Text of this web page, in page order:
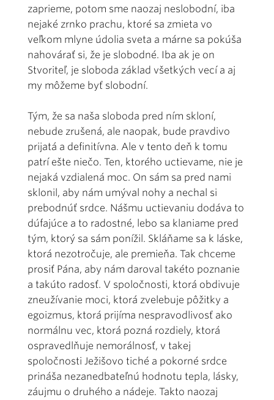
zaprieme, potom sme naozaj neslobodní, iba
nejaké zrnko prachu, ktoré sa zmieta vo
veľkom mlyne údolia sveta a márne sa pokúša
nahovárať si, že je slobodné. Iba ak je on
Stvoriteľ, je sloboda základ všetkých vecí a aj
my môžeme byť slobodní.
Tým, že sa naša sloboda pred ním skloní,
nebude zrušená, ale naopak, bude pravdivo
prijatá a definitívna. Ale v tento deň k tomu
patrí ešte niečo. Ten, ktorého uctievame, nie je
nejaká vzdialená moc. On sám sa pred nami
sklonil, aby nám umýval nohy a nechal si
prebodnúť srdce. Nášmu uctievaniu dodáva to
dúfajúce a to radostné, lebo sa klaniame pred
tým, ktorý sa sám ponížil. Skláňame sa k láske,
ktorá nezotročuje, ale premieňa. Tak chceme
prosiť Pána, aby nám daroval takéto poznanie
a takúto radosť. V spoločnosti, ktorá obdivuje
zneužívanie moci, ktorá zvelebuje pôžitky a
egoizmus, ktorá prijíma nespravodlivosť ako
normálnu vec, ktorá pozná rozdiely, ktorá
ospravedlňuje nemorálnosť, v takej
spoločnosti Ježišovo tiché a pokorné srdce
prináša nezanedbateľnú hodnotu tepla, lásky,
záujmu o druhého a nádeje. Takto naozaj